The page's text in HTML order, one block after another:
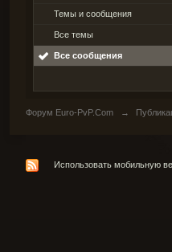
Темы и сообщения
Все темы
Все сообщения
Форум Euro-PvP.Com →
Использовать мобильную